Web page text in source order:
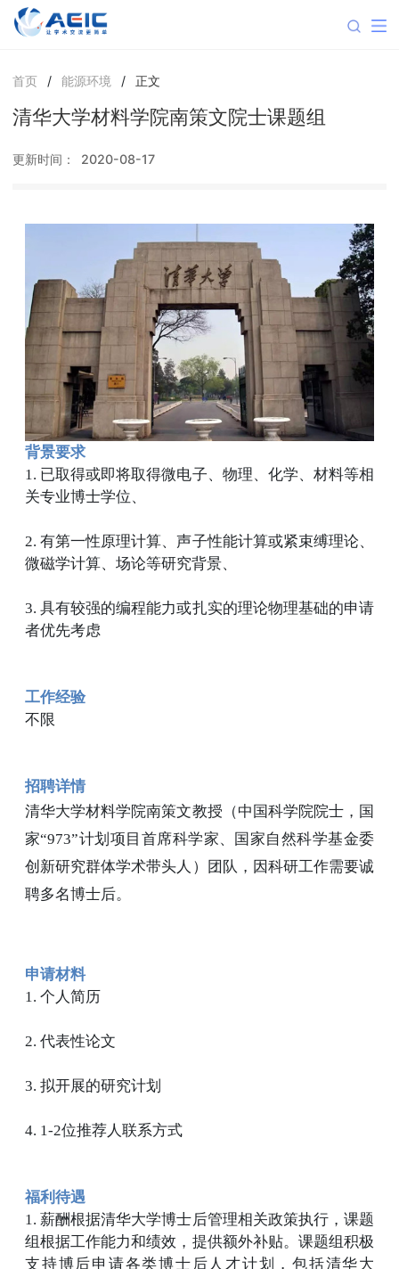
首页 / 能源环境 / 正文
清华大学材料学院南策文院士课题组
更新时间： 2020-08-17
背景要求
1. 已取得或即将取得微电子、物理、化学、材料等相
关专业博士学位、
2. 有第一性原理计算、声子性能计算或紧束缚理论、
微磁学计算、场论等研究背景、
3. 具有较强的编程能力或扎实的理论物理基础的申请
者优先考虑
工作经验
不限
招聘详情
清华大学材料学院南策文教授（中国科学院院士，国
家“973”计划项目首席科学家、国家自然科学基金委
创新研究群体学术带头人）团队，因科研工作需要诚
聘多名博士后。
申请材料
1. 个人简历
2. 代表性论文
3. 拟开展的研究计划
4. 1-2位推荐人联系方式
福利待遇
1. 薪酬根据清华大学博士后管理相关政策执行，课题
组根据工作能力和绩效，提供额外补贴。课题组积极
支持博后申请各类博士后人才计划，包括清华大